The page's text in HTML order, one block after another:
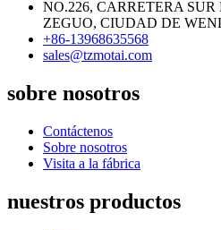
NO.226, CARRETERA
ZEGUO, CIUDAD DE
+86-13968635568
sales@tzmotai.com
sobre nosotros
Contáctenos
Sobre nosotros
Visita a la fábrica
nuestros productos